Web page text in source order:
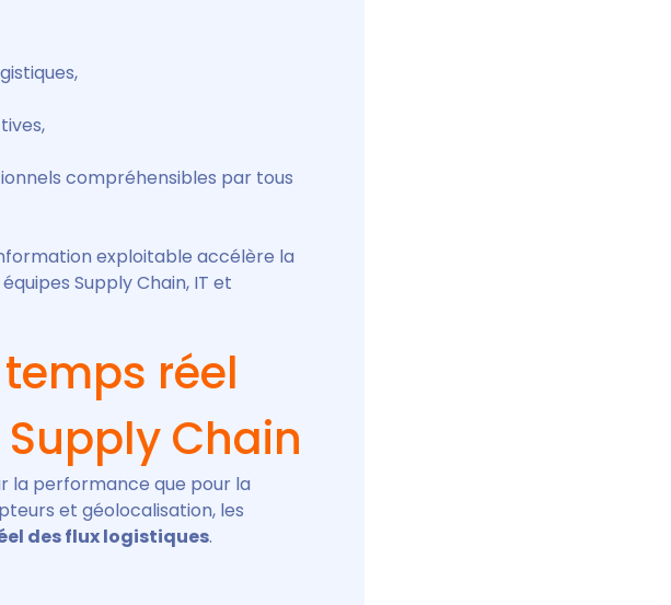
compréhensibles par tous
exploitable accélère la
Supply Chain, IT et
réel
Chain
la performance que pour la
et géolocalisation, les
des flux logistiques.